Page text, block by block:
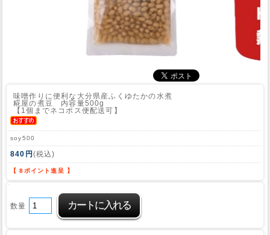
Site
味噌作りに便利な大分県産ふくゆたかの水煮
糀屋の煮豆 内容量500g
【1個までネコポス便配送可】
soy500
840円 (税込)
【 8ポイント進呈 】
数量